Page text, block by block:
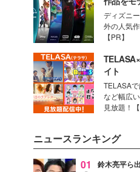
ディズニ
外の人気
【PR】
イト
TELASA
など幅広
見放題！【
ニュースランキング
01
鈴木亮平ら